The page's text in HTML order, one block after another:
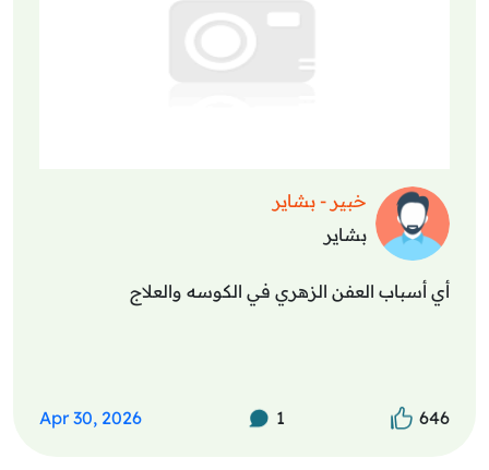
خبير - بشاير
بشاير
أي أسباب العفن الزهري في الكوسه والعلاج
646
1
Apr 30, 2026